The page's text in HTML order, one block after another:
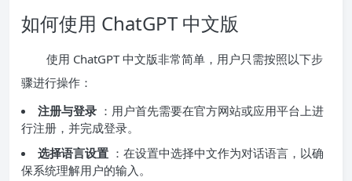
如何使用 ChatGPT 中文版
使用 ChatGPT 中文版非常简单，用户只需按照以下步
骤进行操作：
注册与登录 ：用户首先需要在官方网站或应用平台上进
行注册，并完成登录。
选择语言设置 ：在设置中选择中文作为对话语言，以确
保系统理解用户的输入。